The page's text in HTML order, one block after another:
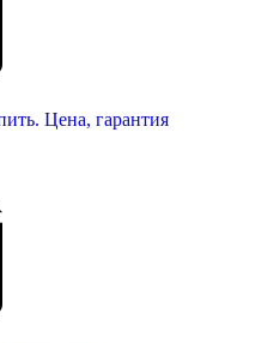
Цена, гарантия